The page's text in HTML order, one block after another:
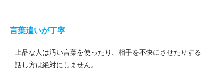
言葉遣いが丁寧
上品な人は汚い言葉を使ったり、相手を不快にさせたりする
話し方は絶対にしません。